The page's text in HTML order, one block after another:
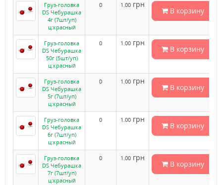
Груз-головка
DS Чебурашка
4г (7шт/уп)
ц:красный
0 1.00 грн
В корзину
Груз-головка
DS Чебурашка
50г (5шт/уп)
ц:красный
0 1.00 грн
В корзину
Груз-головка
DS Чебурашка
5г (7шт/уп)
ц:красный
0 1.00 грн
В корзину
Груз-головка
DS Чебурашка
6г (7шт/уп)
ц:красный
0 1.00 грн
В корзину
Груз-головка
DS Чебурашка
7г (7шт/уп)
ц:красный
0 1.00 грн
В корзину